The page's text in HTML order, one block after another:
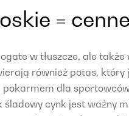
=
w tłuszcze, ale
również potas, który
dla
śladowy cynk jest ważny